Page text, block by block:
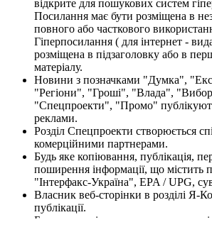
відкрите для пошукових систем
Посилання має бути розміщена в
повного або часткового
Гіперпосилання ( для інтернет -
розміщена в підзаголовку або в
матеріалу.
Новини з позначками "Думка",
"Регіони", "Гроші", "Влада",
"Спецпроекти", "Промо"
реклами.
Розділ Спецпроекти створюється
комерційними партнерами.
Будь яке копіювання, публікація,
поширення інформації, що містить
"Інтерфакс-Україна", EPA / UPG,
Власник веб-сторінки в розділі Я-
публікації.
Будь-яке копіювання, передрук та